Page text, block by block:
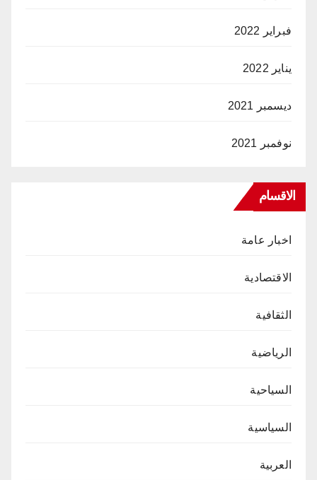
فبراير 2022
يناير 2022
ديسمبر 2021
نوفمبر 2021
الاقسام
اخبار عامة
الاقتصادية
الثقافية
الرياضية
السياحية
السياسية
العربية